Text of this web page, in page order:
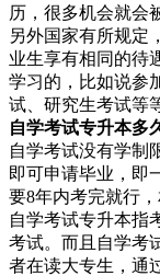
历，很多机会就会
另外国家有所规定
业生享有相同的待
学习的，比如说参
试、研究生考试等
自学考试专升本多
自学考试没有学制
即可申请毕业，即
要8年内考完就行
自学考试专升本指
考试。而且自学考
者在读大专生，通